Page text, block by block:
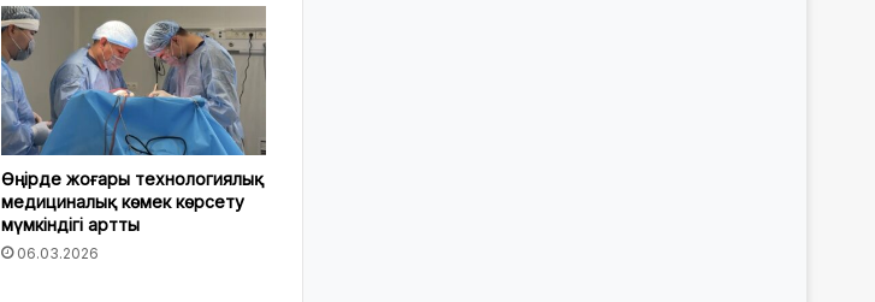
Өңірде жоғары технологиялық
медициналық көмек көрсету
мүмкіндігі артты
06.03.2026